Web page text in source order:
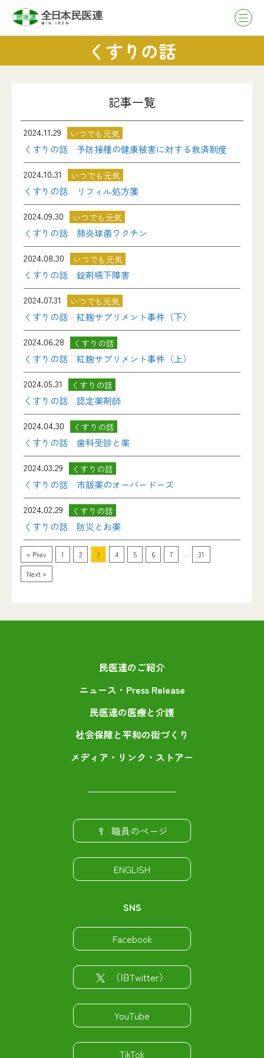
くすりの話
記事一覧
2024.11.29 いつでも元気
くすりの話 予防接種の健康被害に対する救済制度
2024.10.31
いつでも元気
くすりの話 リフィル処方箋
2024.09.30
いつでも元気
くすりの話 肺炎球菌ワクチン
2024.08.30
いつでも元気
くすりの話 錠剤嚥下障害
2024.07.31
いつでも元気
くすりの話 紅麹サプリメント事件（下）
2024.06.28
くすりの話
くすりの話 紅麹サプリメント事件（上）
2024.05.31
くすりの話
くすりの話 認定薬剤師
2024.04.30
くすりの話
くすりの話 歯科受診と薬
2024.03.29
くすりの話
くすりの話 市販薬のオーバードーズ
2024.02.29
くすりの話
くすりの話 防災とお薬
« Prev 1 2 3 4 5 6 7
31
Next »
民医連のご紹介
ニュース・Press Release
民医連の医療と介護
社会保障と平和の街づくり
メディア・リンク・ストアー
職員のページ
ENGLISH
SNS
Facebook
（旧Twitter）
YouTube
TikTok